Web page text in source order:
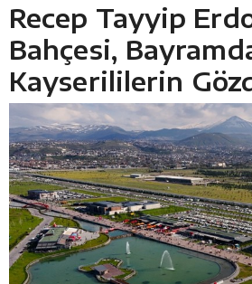
Recep Tayyip
Bahçesi,
Kayserililerin